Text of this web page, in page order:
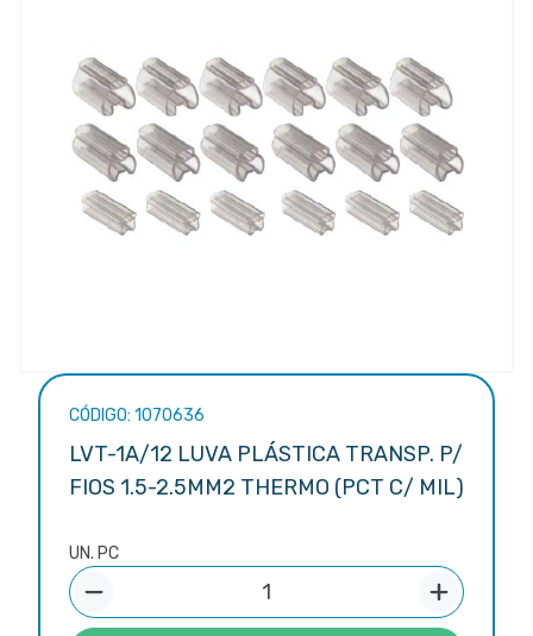
CÓDIGO: 1070636
LVT-1A/12 LUVA PLÁSTICA TRANSP. P/
FIOS 1.5-2.5MM2 THERMO (PCT C/ MIL)
UN. PC